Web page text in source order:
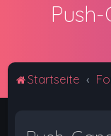
Startseite